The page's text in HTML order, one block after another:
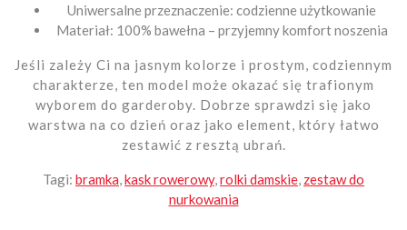
Uniwersalne przeznaczenie: codzienne użytkowanie
Materiał: 100% bawełna – przyjemny komfort noszenia
Jeśli zależy Ci na jasnym kolorze i prostym, codziennym
charakterze, ten model może okazać się trafionym
wyborem do garderoby. Dobrze sprawdzi się jako
warstwa na co dzień oraz jako element, który łatwo
zestawić z resztą ubrań.
Tagi: bramka,kask rowerowy,rolki damskie, zestaw do
nurkowania